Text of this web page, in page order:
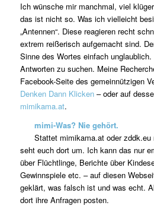
Ich wünsche mir manchmal, viel
das ist nicht so. Was ich vielleicht
„Antennen“. Diese reagieren recht
extrem reißerisch aufgemacht sind.
Sinne des Wortes einfach
Antworten zu suchen. Meine
Facebook-Seite des gemeinnützigen
Denken Dann Klicken– oder auf
mimikama.at.
mimi-Was? Nie gehört.
Stattet mimikama.at oder
seht euch dort um. Ich kann das nur
über Flüchtlinge, Berichte über
Gewinnspiele etc. – auf diesen
geklärt, was falsch ist und was echt.
dort ihre Anfragen posten.